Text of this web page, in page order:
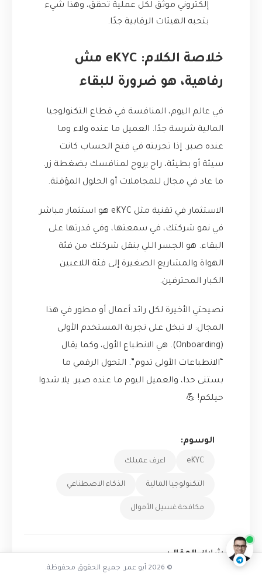
إلكتروني موثق لكل عملية تحقق، وهذا شيء
بتحبه الهيئات الرقابية جدًا.
خلاصة الكلام: eKYC مش
رفاهية، هو ضرورة للبقاء
في عالم اليوم، المنافسة في قطاع التكنولوجيا
المالية شرسة جدًا. العميل ما عنده ولاء وما
عنده صبر. إذا تجربته في فتح الحساب كانت
سيئة أو بطيئة، راح يروح لمنافسك بضغطة زر.
ما عاد في مجال للمجاملات أو الحلول المؤقتة.
الاستثمار في تقنية مثل eKYC هو استثمار مباشر
في نمو شركتك، في سمعتها، وفي قدرتها على
البقاء. هو الجسر اللي بنقل شركتك من فئة
الهواة والمشاريع الصغيرة إلى فئة اللاعبين
الكبار المحترفين.
نصيحتي الأخيرة لكل رائد أعمال أو مطور في هذا
المجال: لا تبخل على تجربة المستخدم الأولى
(Onboarding). هي الانطباع الأول، وكما يقال
“الانطباعات الأولى تدوم”. التحول الرقمي ما
بستنى حدا، والعميل اليوم ما عنده صبر. يلا شدوا
حيلكم! 💪
الوسوم:
eKYC اعرف عميلك
التكنولوجيا المالية الذكاء الاصطناعي
مكافحة غسيل الأموال
شارك المقال:
© 2026 أبو عمر. جميع الحقوق محفوظة.